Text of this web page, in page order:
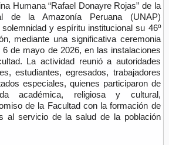
Humana “Rafael Donayre Rojas” de la
de la Amazonía Peruana (UNAP)
y espíritu institucional su 46º
mediante una significativa ceremonia
de mayo de 2026, en las instalaciones
La actividad reunió a autoridades
estudiantes, egresados, trabajadores
especiales, quienes participaron de
académica, religiosa y cultural,
de la Facultad con la formación de
al servicio de la salud de la población